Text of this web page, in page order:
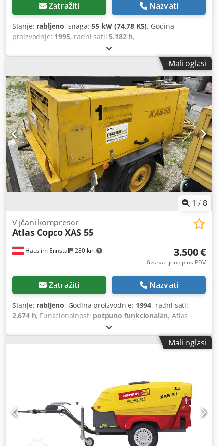
Zatražiti Nazvati
Stanje: rabljeno, snaga: 55 kW (74,78 KS), Godina
proizvodnje: 1995, radni sati: 5.182 h,
Mali oglasi
1 /8
Haus im Ennstal 280 km
Vijčani kompresor
Atlas CopcoXAS 55
3.500 €
fiksna cijena plus PDV
Zatražiti Nazvati
Stanje: rabljeno, Godina proizvodnje: 1994, radni sati:
2.674 h, Funkcionalnost: potpuno funkcionalan, Atlas
Copco XAS 55 građevinski kompresor / vijčani kompresor -
godina proizvodnje 1994 - uklj. pribor Komercijalna
prodaja mobilnog građevinskog kompresora Atlas Copco u
montiran na praktičnu jednosovinsku šasiju s vučnom
rudom i odmah spreman za primjenu na gradilištu. Podaci
o vozilu i tehničke specifikacije (prema tvorničkoj pločici i
instrumentima): Proizvođač: Atlas Copco Model: XAS 55
Godina proizvodnje: 1994 Radni sati: 2.674,5 sati (očitano
prema originalnom VDO brojaču sati) Izvedba: mobilni
Mali oglasi